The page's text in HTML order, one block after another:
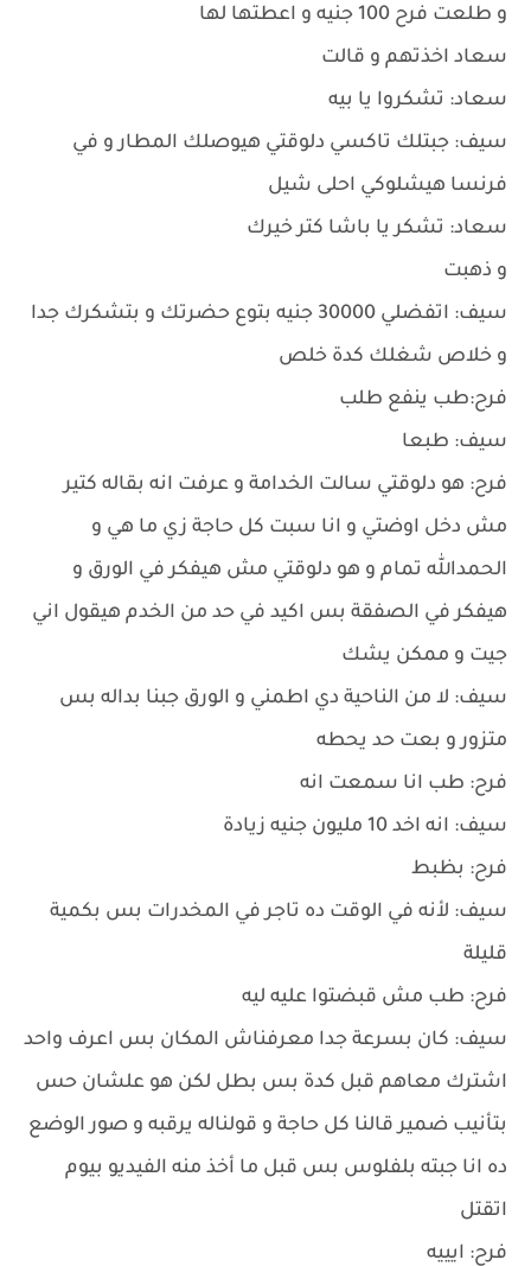
و طلعت فرح 100 جنيه و اعطتها لها
سعاد اخذتهم و قالت
سعاد: تشكروا يا بيه
سيف: جبتلك تاكسي دلوقتي هيوصلك المطار و في
فرنسا هيشلوكي احلى شيل
سعاد: تشكر يا باشا كتر خيرك
و ذهبت
سيف: اتفضلي 30000 جنيه بتوع حضرتك و بتشكرك جدا
و خلاص شغلك كدة خلص
فرح:طب ينفع طلب
سيف: طبعا
فرح: هو دلوقتي سالت الخدامة و عرفت انه بقاله كتير
مش دخل اوضتي و انا سبت كل حاجة زي ما هي و
الحمدالله تمام و هو دلوقتي مش هيفكر في الورق و
هيفكر في الصفقة بس اكيد في حد من الخدم هيقول اني
جيت و ممكن يشك
سيف: لا من الناحية دي اطمني و الورق جبنا بداله بس
متزور و بعت حد يحطه
فرح: طب انا سمعت انه
سيف: انه اخد 10 مليون جنيه زيادة
فرح: بظبط
سيف: لأنه في الوقت ده تاجر في المخدرات بس بكمية
قليلة
فرح: طب مش قبضتوا عليه ليه
سيف: كان بسرعة جدا معرفناش المكان بس اعرف واحد
اشترك معاهم قبل كدة بس بطل لكن هو علشان حس
بتأنيب ضمير قالنا كل حاجة و قولناله يرقبه و صور الوضع
ده انا جبته بلفلوس بس قبل ما أخذ منه الفيديو بيوم
اتقتل
فرح: ايييه